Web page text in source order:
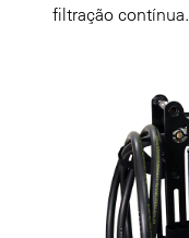
filtração contínua.